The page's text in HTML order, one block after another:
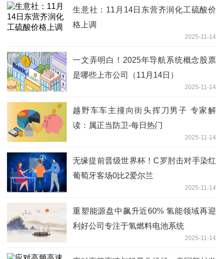
生意社：11月14日东营齐润化工硫酸价
格上调
2025-11-14
一文弄明白！2025年导航系统概念股票
是哪些上市公司（11月14日）
2025-11-14
越野车车主撞向街头挥刀男子 专家解
读：属正当防卫-每日热门
2025-11-14
无缘提前晋级世界杯！C罗肘击对手染红
葡萄牙客场0比2爱尔兰
2025-11-14
重塑能源盘中飙升近60% 氢能领域再迎
利好公司专注于氢燃料电池系统
2025-11-14